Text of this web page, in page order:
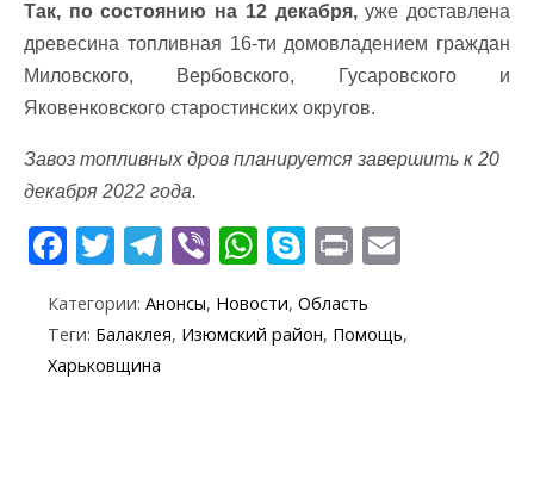
Так, по состоянию на 12 декабря,уже доставлена
древесина топливная 16-ти домовладением граждан
Миловского, Вербовского, Гусаровского и
Яковенковского старостинских округов.
Завоз топливных дров планируется завершить к 20
декабря 2022 года.
F
e
b
T
itt
er
T
e
gr
Vi
er
W
at
s
S
k
y
p
Pr
t ai
l
Категории: Анонсы, Новости, Область
Теги: Балаклея, Изюмский район, Помощь,
Харьковщина